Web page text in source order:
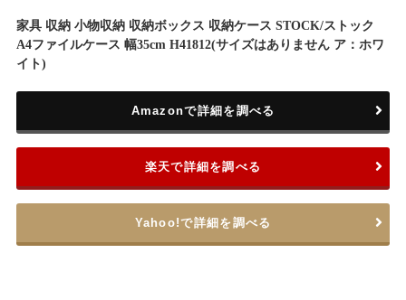
家具 収納 小物収納 収納ボックス 収納ケース STOCK/ストック
A4ファイルケース 幅35cm H41812(サイズはありません ア：ホワ
イト)
Amazonで詳細を調べる
楽天で詳細を調べる
Yahoo!で詳細を調べる